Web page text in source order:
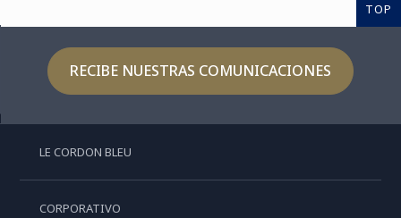
TOP
RECIBE NUESTRAS COMUNICACIONES
LE CORDON BLEU
CORPORATIVO